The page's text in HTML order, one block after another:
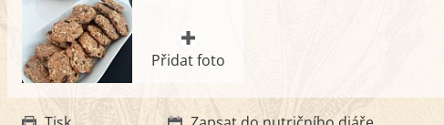
Přidat foto